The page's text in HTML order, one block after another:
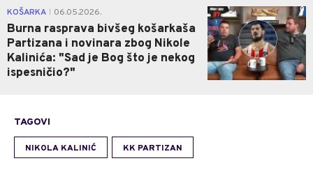
KOŠARKA 06.05.2026.
Burna rasprava bivšeg košarkaša
Partizana i novinara zbog Nikole
Kalinića: "Sad je Bog što je nekog
ispesničio?"
0
TAGOVI
NIKOLA KALINIĆ KK PARTIZAN